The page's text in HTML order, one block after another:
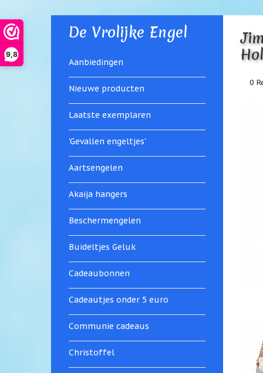
9,8
De Vrolijke Engel
Aanbiedingen
Nieuwe producten
Laatste exemplaren
'Gevallen engeltjes'
Aartsengelen
Akaija hangers
Beschermengelen
Buideltjes Geluk
Cadeaubonnen
Cadeautjes onder 5 euro
Communie cadeaus
Christoffel
0